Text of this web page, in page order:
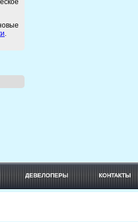
.
ДЕВЕЛОПЕРЫ КОНТАКТЫ